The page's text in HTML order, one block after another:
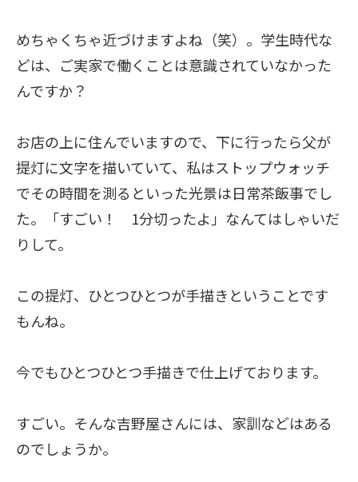
めちゃくちゃ近づけますよね（笑）。学生時代な
どは、ご実家で働くことは意識されていなかった
んですか？
お店の上に住んでいますので、下に行ったら父が
提灯に文字を描いていて、私はストップウォッチ
でその時間を測るといった光景は日常茶飯事でし
た。「すごい！ 1分切ったよ」なんてはしゃいだ
りして。
この提灯、ひとつひとつが手描きということです
もんね。
今でもひとつひとつ手描きで仕上げております。
すごい。そんな吉野屋さんには、家訓などはある
のでしょうか。